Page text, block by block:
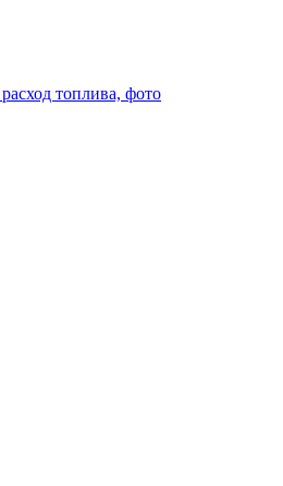
топлива, фото